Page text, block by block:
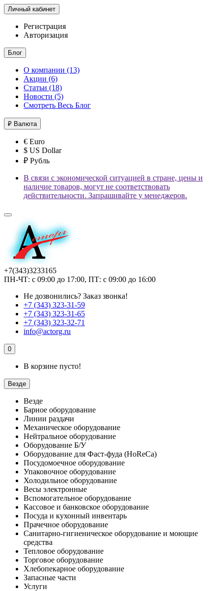
Личный кабинет
Регистрация
Авторизация
Блог
О компании (13)
Акции (6)
Статьи (18)
Новости (5)
Смотреть Весь Блог
₽ Валюта
€ Euro
$ US Dollar
₽ Рубль
В связи с экономической ситуацией в стране, цены и
наличие товаров, могут не соответствовать
действительности. Запрашивайте у менеджеров.
+7(343)3233165
ПН-ЧТ: с 09:00 до 17:00, ПТ: с 09:00 до 16:00
Не дозвонились? Заказ звонка!
+7 (343) 323-31-59
+7 (343) 323-31-65
+7 (343) 323-32-71
info@actorg.ru
0
В корзине пусто!
Везде
Везде
Барное оборудование
Линии раздачи
Механическое оборудование
Нейтральное оборудование
Оборудование Б/У
Оборудование для Фаст-фуда (HoReCa)
Посудомоечное оборудование
Упаковочное оборудование
Холодильное оборудование
Весы электронные
Вспомогательное оборудование
Кассовое и банковское оборудование
Посуда и кухонный инвентарь
Прачечное оборудование
Санитарно-гигиеническое оборудование и моющие
средства
Тепловое оборудование
Торговое оборудование
Хлебопекарное оборудование
Запасные части
Услуги